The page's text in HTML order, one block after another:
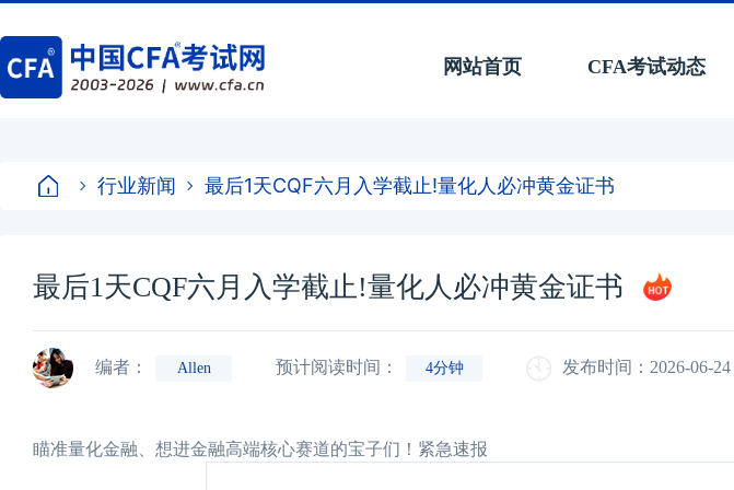
网站首页 CFA考试动态
行业新闻 最后1天CQF六月入学截止!量化人必冲黄金证书
最后1天CQF六月入学截止!量化人必冲黄金证书
编者： Allen 预计阅读时间： 4分钟 发布时间：2026-06-24
瞄准量化金融、想进金融高端核心赛道的宝子们！紧急速报